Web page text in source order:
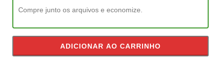
Compre junto os arquivos e economize.
ADICIONAR AO CARRINHO